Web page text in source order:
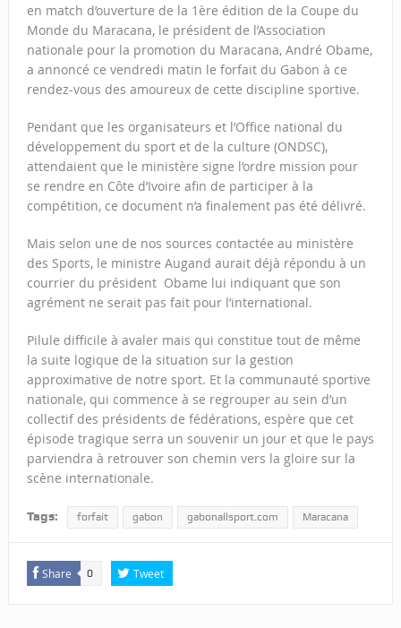
en match d’ouverture de la 1ère édition de la Coupe du
Monde du Maracana, le président de l’Association
nationale pour la promotion du Maracana, André Obame,
a annoncé ce vendredi matin le forfait du Gabon à ce
rendez-vous des amoureux de cette discipline sportive.
Pendant que les organisateurs et l’Office national du
développement du sport et de la culture (ONDSC),
attendaient que le ministère signe l’ordre mission pour
se rendre en Côte d’Ivoire afin de participer à la
compétition, ce document n’a finalement pas été délivré.
Mais selon une de nos sources contactée au ministère
des Sports, le ministre Augand aurait déjà répondu à un
courrier du président Obame lui indiquant que son
agrément ne serait pas fait pour l’international.
Pilule difficile à avaler mais qui constitue tout de même
la suite logique de la situation sur la gestion
approximative de notre sport. Et la communauté sportive
nationale, qui commence à se regrouper au sein d’un
collectif des présidents de fédérations, espère que cet
épisode tragique serra un souvenir un jour et que le pays
parviendra à retrouver son chemin vers la gloire sur la
scène internationale.
Tags: forfait gabon gabonallsport.com Maracana
Share 0 Tweet